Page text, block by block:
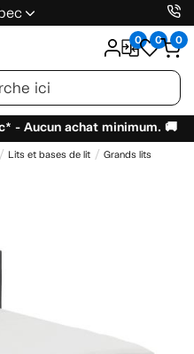
0 0 0
- Aucun achat minimum. 🚚
Lits et bases de lit Grands lits